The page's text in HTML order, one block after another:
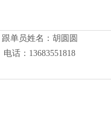
跟单员姓名：胡圆圆
电话：13683551818